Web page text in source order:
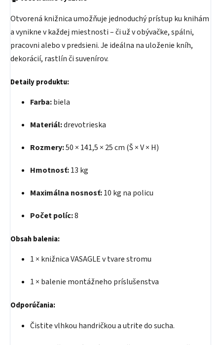
Otvorená knižnica umožňuje jednoduchý prístup ku knihám
a vynikne v každej miestnosti – či už v obývačke, spálni,
pracovni alebo v predsieni. Je ideálna na uloženie kníh,
dekorácií, rastlín či suvenírov.
Detaily produktu:
Farba:biela
Materiál:drevotrieska
Rozmery:50 × 141,5 × 25 cm (Š × V × H)
Hmotnosť:13 kg
Maximálna nosnosť:10 kg na policu
Počet políc:8
Obsah balenia:
1 × knižnica VASAGLE v tvare stromu
1 × balenie montážneho príslušenstva
Odporúčania:
Čistite vlhkou handričkou a utrite do sucha.